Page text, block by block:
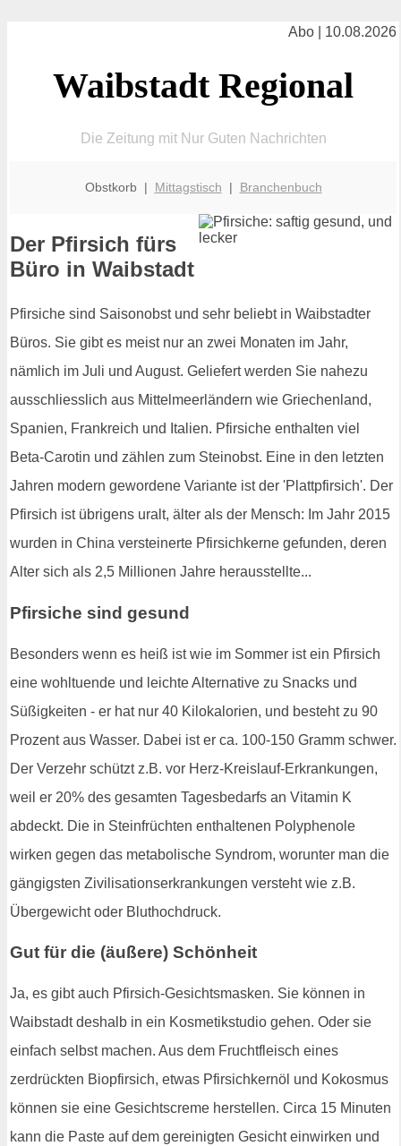
Abo | 10.08.2026
Waibstadt Regional
Die Zeitung mit Nur Guten Nachrichten
Obstkorb | Mittagstisch | Branchenbuch
Der Pfirsich fürs
Büro in Waibstadt
Pfirsiche sind Saisonobst und sehr beliebt in Waibstadter
Büros. Sie gibt es meist nur an zwei Monaten im Jahr,
nämlich im Juli und August. Geliefert werden Sie nahezu
ausschliesslich aus Mittelmeerländern wie Griechenland,
Spanien, Frankreich und Italien. Pfirsiche enthalten viel
Beta-Carotin und zählen zum Steinobst. Eine in den letzten
Jahren modern gewordene Variante ist der 'Plattpfirsich'. Der
Pfirsich ist übrigens uralt, älter als der Mensch: Im Jahr 2015
wurden in China versteinerte Pfirsichkerne gefunden, deren
Alter sich als 2,5 Millionen Jahre herausstellte...
Pfirsiche sind gesund
Besonders wenn es heiß ist wie im Sommer ist ein Pfirsich
eine wohltuende und leichte Alternative zu Snacks und
Süßigkeiten - er hat nur 40 Kilokalorien, und besteht zu 90
Prozent aus Wasser. Dabei ist er ca. 100-150 Gramm schwer.
Der Verzehr schützt z.B. vor Herz-Kreislauf-Erkrankungen,
weil er 20% des gesamten Tagesbedarfs an Vitamin K
abdeckt. Die in Steinfrüchten enthaltenen Polyphenole
wirken gegen das metabolische Syndrom, worunter man die
gängigsten Zivilisationserkrankungen versteht wie z.B.
Übergewicht oder Bluthochdruck.
Gut für die (äußere) Schönheit
Ja, es gibt auch Pfirsich-Gesichtsmasken. Sie können in
Waibstadt deshalb in ein Kosmetikstudio gehen. Oder sie
einfach selbst machen. Aus dem Fruchtfleisch eines
zerdrückten Biopfirsich, etwas Pfirsichkernöl und Kokosmus
können sie eine Gesichtscreme herstellen. Circa 15 Minuten
kann die Paste auf dem gereinigten Gesicht einwirken und